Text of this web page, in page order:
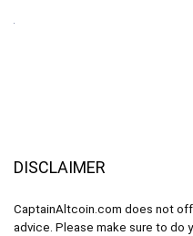
DISCLAIMER
CaptainAltcoin.com does not
advice. Please make sure to do